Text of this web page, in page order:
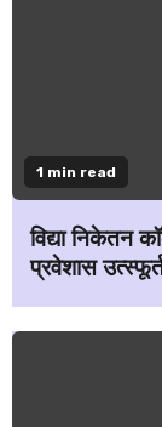
1 min read
विद्या निकेतन
प्रवेशास